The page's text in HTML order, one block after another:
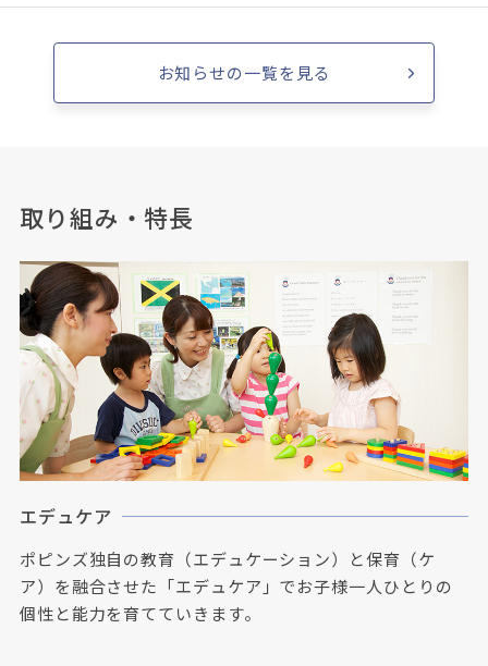
お知らせの一覧を見る
取り組み・特長
エデュケア
ポピンズ独自の教育（エデュケーション）と保育（ケ
ア）を融合させた「エデュケア」でお子様一人ひとりの
個性と能力を育てていきます。